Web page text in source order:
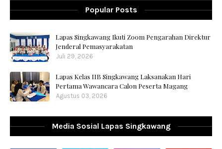
Popular Posts
Lapas Singkawang Ikuti Zoom Pengarahan Direktur
Jenderal Pemasyarakatan
Juli 29, 2026
Lapas Kelas IIB Singkawang Laksanakan Hari
Pertama Wawancara Calon Peserta Magang
Agustus 03, 2026
Media Sosial Lapas Singkawang